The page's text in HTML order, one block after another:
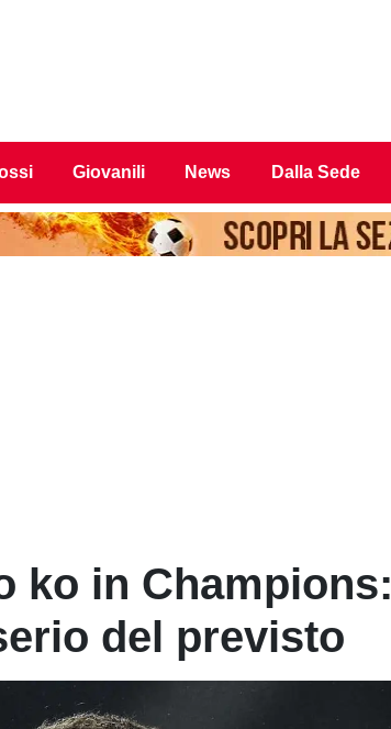
Giovanili News Dalla Sede
ko in Champions:
del previsto